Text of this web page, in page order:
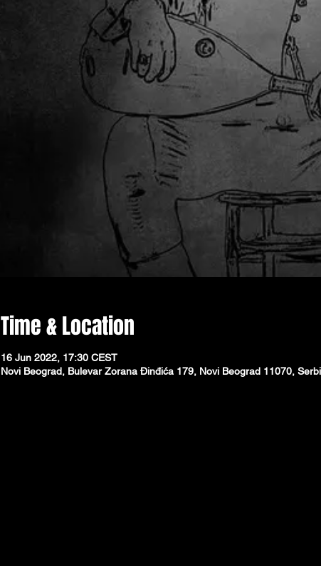
Time & Location
16 Jun 2022, 17:30 CEST
Novi Beograd, Bulevar Zorana Đinđića 179, Novi Beograd 11070,